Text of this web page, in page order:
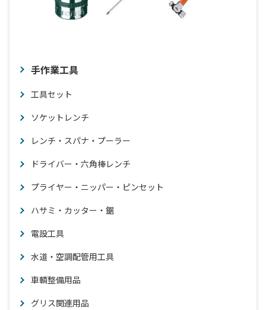
手作業工具
工具セット
ソケットレンチ
レンチ・スパナ・プーラー
ドライバー・六角棒レンチ
プライヤー・ニッパー・ピンセット
ハサミ・カッター・鋸
電設工具
水道・空調配管用工具
車輌整備用品
グリス関連用品